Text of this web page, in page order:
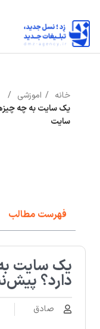
خانه
اموزشی
یک سایت به چه
سایت
فهرست مطالب
یک سایت
دارد؟
صادق